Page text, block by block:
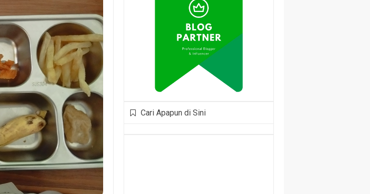
Cari Apapun di Sini